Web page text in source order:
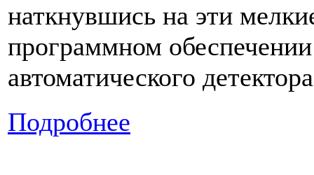
наткнувшись на эти
программном
автоматического
Подробнее